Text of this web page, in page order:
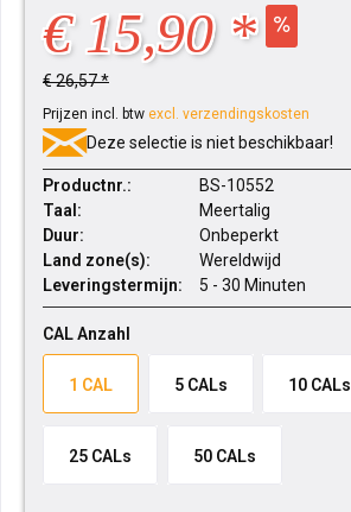
€ 15,90 *
€ 26,57 *
Prijzen incl. btw excl. verzendingskosten
Deze selectie is niet beschikbaar!
Productnr.:
BS-10552
Taal:
Meertalig
Duur:
Onbeperkt
Land zone(s):
Wereldwijd
Leveringstermijn:
5 - 30 Minuten
CAL Anzahl
1 CAL 5 CALs 10 CALs
25 CALs 50 CALs